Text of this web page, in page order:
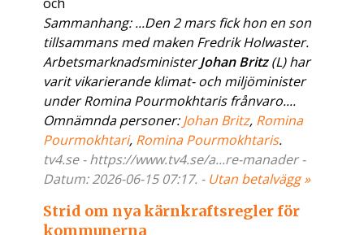
Sammanhang: ...Den 2 mars fick hon en son
tillsammans med maken Fredrik Holwaster.
ArbetsmarknadsministerJohan Britz(L) har
varit vikarierande klimat- och miljöminister
under Romina Pourmokhtaris frånvaro....
Omnämnda personer:Johan Britz, Romina
Pourmokhtari, Romina Pourmokhtaris.
tv4.se - https://www.tv4.se/a...re-manader -
Datum: 2026-06-15 07:17. - Utan betalvägg »
Strid om nya kärnkraftsregler för
kommunerna